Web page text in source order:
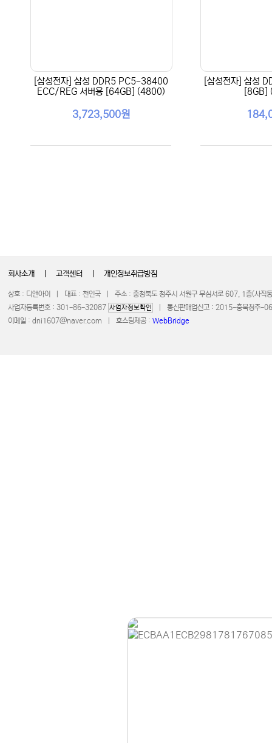
[삼성전자] 삼성 DDR5 PC5-38400
ECC/REG 서버용 [64GB] (4800)
3,723,500원
[삼성전자] 삼성
[8GB]
회사소개 고객센터 개인정보취급방침
상호 : 디앤아이 | 대표 : 천인국 | 주소 : 충청북도 청주시 서원구 무심서로 607, 1층(사직
사업자등록번호 : 301-86-32087 사업자정보확인
| 통신판매업신고 : 2015-충북청
이메일 : dni1607@naver.com | 호스팅제공 : WebBridge